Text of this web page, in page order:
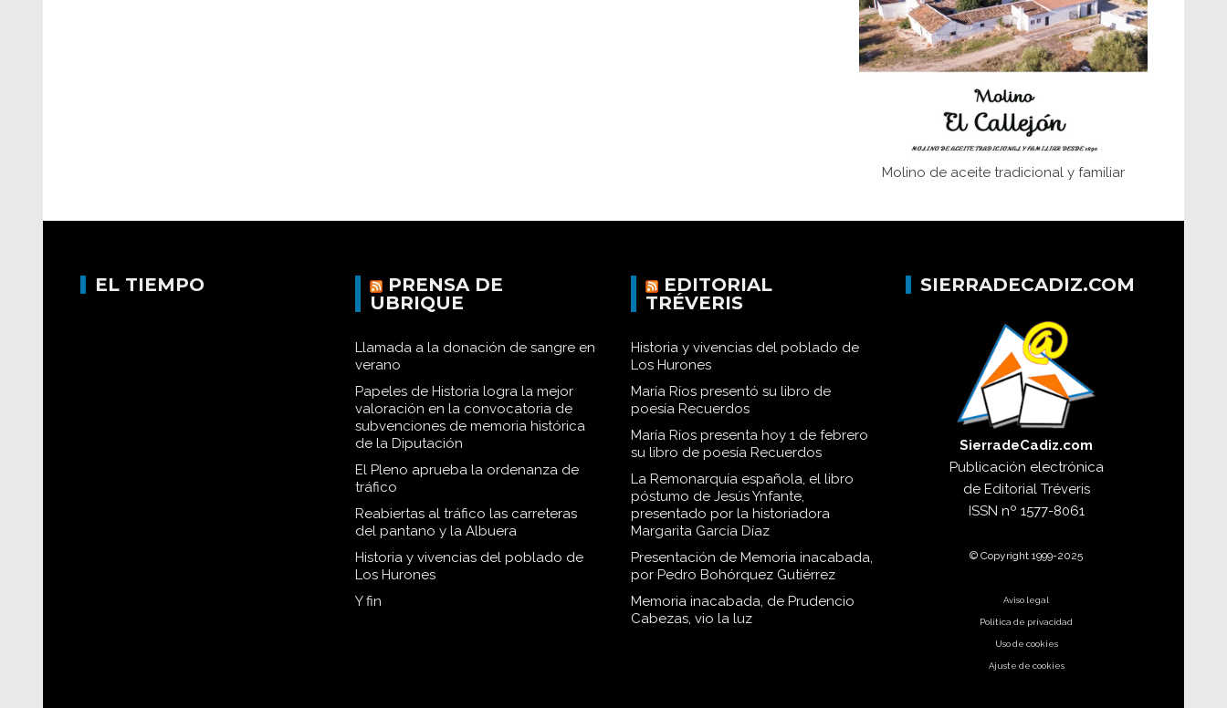
1936
Juntar las letras. La alfabetización en el
campo: del afán de saber a la
Historia y vivencias del poblado de Los
Molino de aceite tradicional y familiar
EL TIEMPO
PRENSA DE
UBRIQUE
Llamada a la donación de sangre en
verano
Papeles de Historia logra la mejor
valoración en la convocatoria de
subvenciones de memoria histórica
de la Diputación
El Pleno aprueba la ordenanza de
tráfico
Reabiertas al tráfico las carreteras
del pantano y la Albuera
Historia y vivencias del poblado de
Los Hurones
Y fin
EDITORIAL
TRÉVERIS
Historia y vivencias del poblado de
Los Hurones
María Ríos presentó su libro de
poesía Recuerdos
María Ríos presenta hoy 1 de febrero
su libro de poesía Recuerdos
La Remonarquía española, el libro
póstumo de Jesús Ynfante,
presentado por la historiadora
Margarita García Díaz
Presentación de Memoria inacabada,
por Pedro Bohórquez Gutiérrez
Memoria inacabada, de Prudencio
Cabezas, vio la luz
SIERRADECADIZ.COM
SierradeCadiz.com
Publicación electrónica
de Editorial Tréveris
ISSN nº 1577-8061
© Copyright 1999-2025
Aviso legal
Política de privacidad
Uso de cookies
Ajuste de cookies